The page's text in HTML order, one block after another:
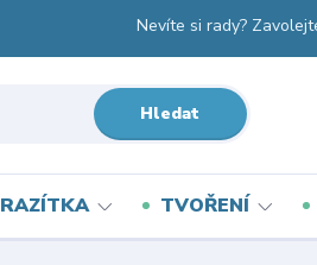
Hledat
Nevíte si rady?
RAZÍTKA TVOŘENÍ